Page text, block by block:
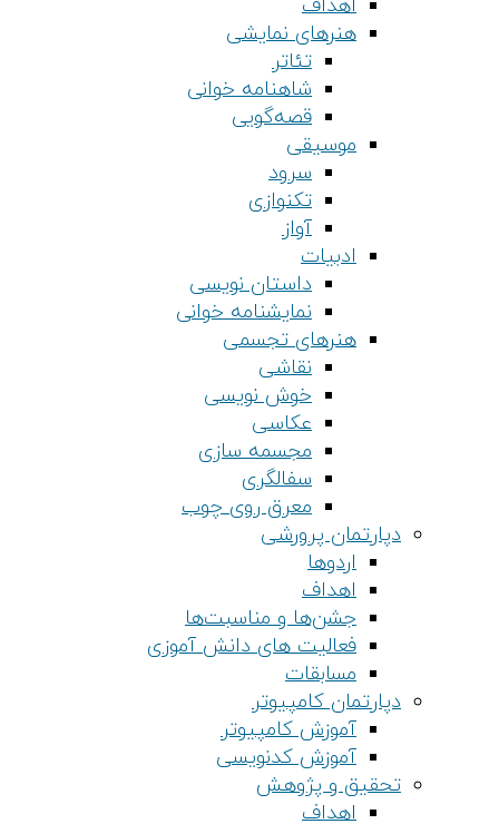
اهداف
هنرهای نمایشی
تئاتر
شاهنامه خوانی
قصه‌گویی
موسیقی
سرود
تکنوازی
آواز
ادبیات
داستان نویسی
نمایشنامه خوانی
هنرهای تجسمی
نقاشی
خوش نویسی
عکاسی
مجسمه سازی
سفالگری
معرق روی چوب
دپارتمان پرورشی
اردوها
اهداف
جشن‌ها و مناسبت‌ها
فعالیت های دانش آموزی
مسابقات
دپارتمان کامپیوتر
آموزش کامپیوتر
آموزش کدنویسی
تحقیق و پژوهش
اهداف